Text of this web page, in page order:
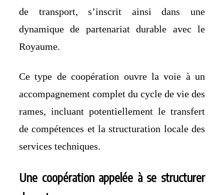
de transport, s’inscrit ainsi dans une
dynamique de partenariat durable avec le
Royaume.
Ce type de coopération ouvre la voie à un
accompagnement complet du cycle de vie des
rames, incluant potentiellement le transfert
de compétences et la structuration locale des
services techniques.
Une coopération appelée à se structurer